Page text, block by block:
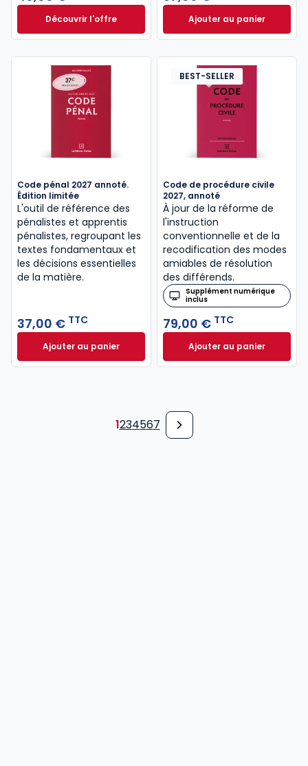
Découvrir l'offreLe guide pénal 2026. 27e éd. à partir de
Dès
Ajouter au panier
Code de
Code pénal 2027 annoté.
Édition limitée
L'outil de référence des
pénalistes et apprentis
pénalistes, regroupant les
textes fondamentaux et
les décisions essentielles
de la matière.
37,00 € TTC
Ajouter au panierCode pénal 2027 annoté. Édition limitée à 37,00 €
BEST-SELLER
Code de procédure civile
2027, annoté
À jour de la réforme de
l'instruction
conventionnelle et de la
recodification des modes
amiables de résolution
des différends.
Supplément numérique
inclus
79,00 € TTC
Ajouter au panier
Code de
1234567